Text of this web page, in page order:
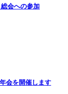
会への参加
会を開催します